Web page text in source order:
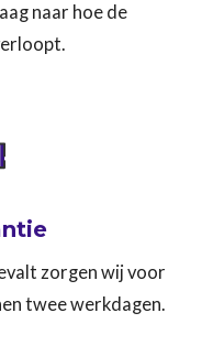
naar hoe de
zorgen wij voor
twee werkdagen.